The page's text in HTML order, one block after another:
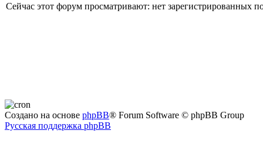
Сейчас этот форум просматривают: нет зарегистрированных
Создано на основе phpBB® Forum Software © phpBB Group
Русская поддержка phpBB